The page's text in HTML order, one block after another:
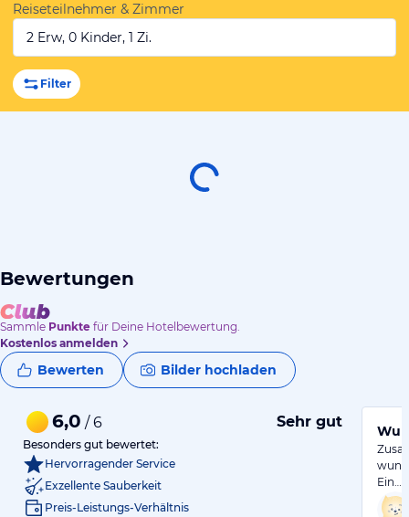
Reiseteilnehmer & Zimmer
2 Erw, 0 Kinder, 1 Zi.
Filter
Bewertungen
Sammle Punkte für Deine Hotelbewertung.
Kostenlos anmelden
Bewerten Bilder hochladen
6,0 / 6 Sehr gut
Besonders gut bewertet:
Hervorragender Service
Exzellente Sauberkeit
Preis-Leistungs-Verhältnis
Ein…